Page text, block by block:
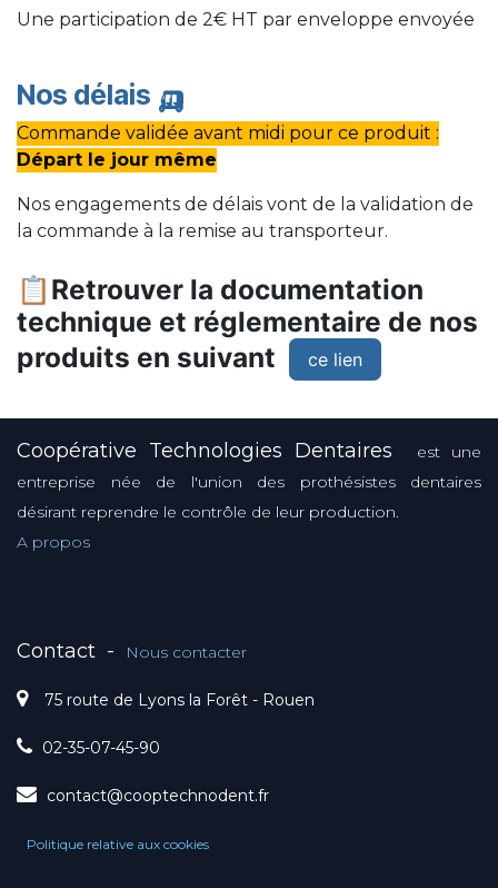
Une participation de 2€ HT par enveloppe envoyée
Nos délais 🛺
Commande validée avant midi pour ce produit :
Départ le jour même
Nos engagements de délais vont de la validation de
la commande à la remise au transporteur.
📋Retrouver la documentation
technique et réglementaire de nos
produits en suivant
ce lien
Coopérative Technologies Dentaires
est une
entreprise née de l'union des prothésistes dentaires
désirant reprendre le contrôle de leur production.
A propos
Contact - Nous contacter
75 route de Lyons la Forêt - Rouen
02-35-07-45-90
contact@cooptechnodent.fr
Politique relative aux cookies